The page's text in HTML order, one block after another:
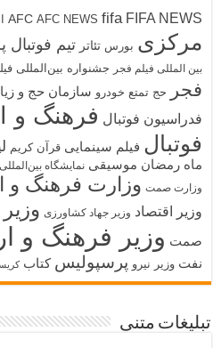
AFC AFC NEWS fifa FIFA NEWS
مرکزی بورس تئاتر تیم
بین المللی فیلم فجر جشنواره بین‌المللی
فجر
حج تمتع خودرو سازمان حج و
فدراسیون فوتبال فرهنگ و
فوتبال فیلم سینمایی قرآن کریم
ماه رمضان موسیقی نمایشگاه
وزارت صمت وزارت فرهنگ و
وزیر اقتصاد وزیر جهاد کشاورزی
صمت وزیر فرهنگ و
نفت وزیر نیرو پرسپولیس کتاب
تبلیغات متنی